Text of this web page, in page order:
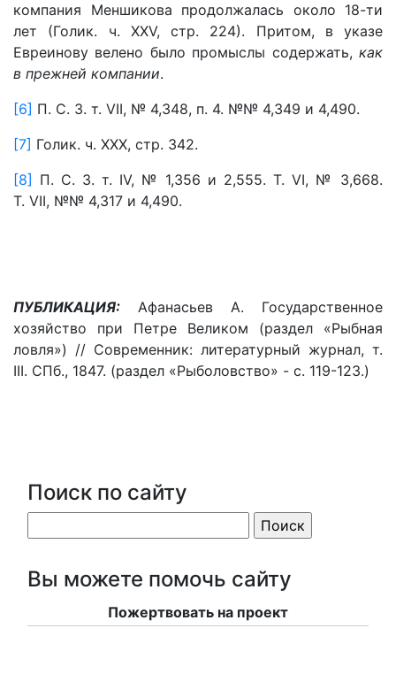
компания Меншикова продолжалась около 18-ти
лет (Голик. ч. XXV, стр. 224). Притом, в указе
Евреинову велено было промыслы содержать, как
в прежней компании.
[6] П. С. З. т. VII, № 4,348, п. 4. №№ 4,349 и 4,490.
[7] Голик. ч. XXX, стр. 342.
[8] П. С. З. т. IV, № 1,356 и 2,555. Т. VI, № 3,668.
Т. VII, №№ 4,317 и 4,490.
ПУБЛИКАЦИЯ: Афанасьев А. Государственное
хозяйство при Петре Великом (раздел «Рыбная
ловля») // Современник: литературный журнал, т.
III. СПб., 1847. (раздел «Рыболовство» - с. 119-123.)
Поиск по сайту
Вы можете помочь сайту
Пожертвовать на проект